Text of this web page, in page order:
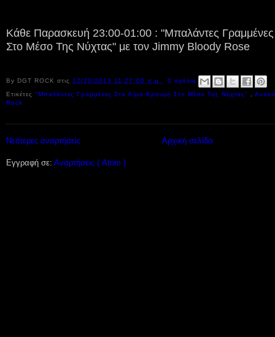
Κάθε Παρασκευή 23:00-01:00 : "Μπαλάντες
Στο Μέσο Της Νύχτας" με τον Jimmy Bloody Rose
By DGT ROCKστις 12/20/2013 11:27:00 π.μ.
0 σχόλια
Ετικέτες"Μπαλάντες Γραμμένες Στο Αίμα-Κραυγή Στο Μέσο Της Νύχτας"
Rock
Νεότερες αναρτήσεις Αρχική σελίδα
Εγγραφή σε: Αναρτήσεις ( Atom )